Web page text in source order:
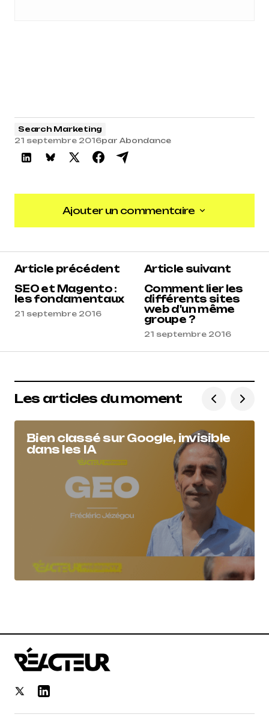
Search Marketing
21 septembre 2016par Abondance
Ajouter un commentaire
Ajouter un commentaire
Article précédent
SEO et Magento :
les fondamentaux
21 septembre 2016
Article suivant
Comment lier les
différents sites
web d'un même
groupe ?
21 septembre 2016
Les articles du moment
Bien classé sur Google, invisible
dans les IA